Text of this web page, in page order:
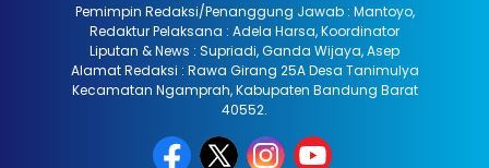
Pemimpin Redaksi/Penanggung Jawab : Mantoyo,
Redaktur Pelaksana : Adela Harsa, Koordinator
Liputan & News : Supriadi, Ganda Wijaya, Asep
Alamat Redaksi : Rawa Girang 25A Desa Tanimulya
Kecamatan Ngamprah, Kabupaten Bandung Barat
40552.